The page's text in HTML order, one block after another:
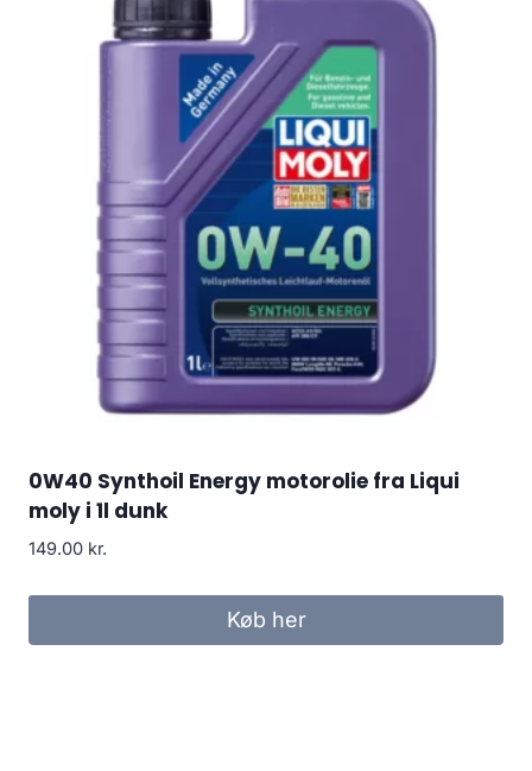
0W40 Synthoil Energy motorolie fra Liqui
moly i 1l dunk
149.00 kr.
Køb her